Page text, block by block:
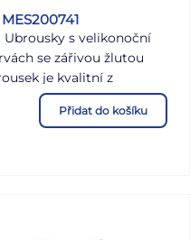
s velikonoční
se zářivou žlutou
je kvalitní z
techniku.
V BALENÍ: 20
Přidat do košíku